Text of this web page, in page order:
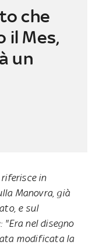
che
il Mes,
un
in
Manovra, già
e sul
nel disegno
modificata la